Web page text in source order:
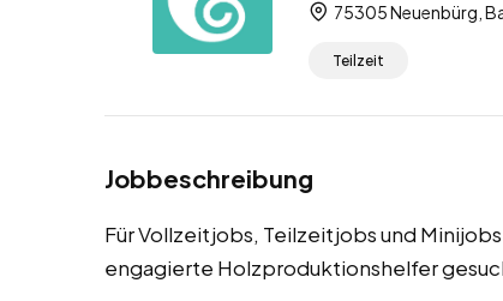
75305 Neuenbürg,
Teilzeit
Jobbeschreibung
Für Vollzeitjobs, Teilzeitjobs und
engagierte Holzproduktionshelfer